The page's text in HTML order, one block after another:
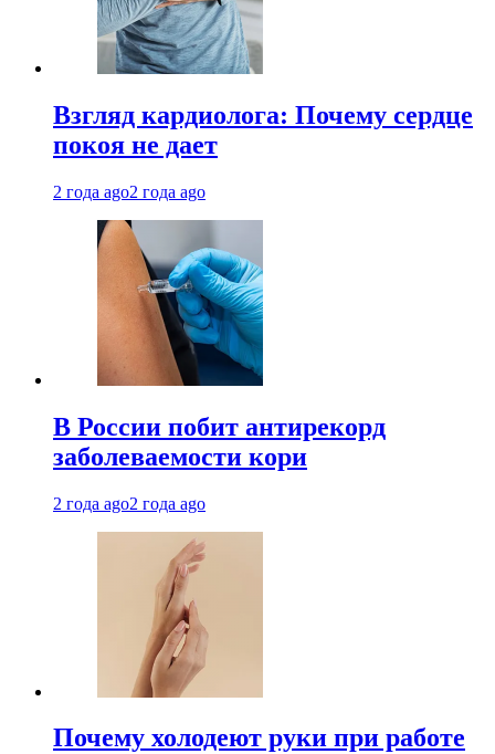
Взгляд кардиолога: Почему сердце
покоя не дает
2 года ago2 года ago
В России побит антирекорд
заболеваемости кори
2 года ago2 года ago
Почему холодеют руки при работе